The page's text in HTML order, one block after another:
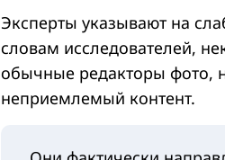
Эксперты указывают на
словам исследователей,
обычные редакторы фото,
неприемлемый контент.